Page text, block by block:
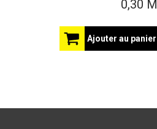
0,30 M
Ajouter au panier